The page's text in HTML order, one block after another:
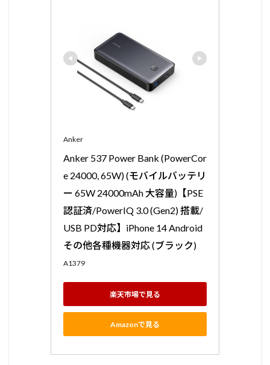
Anker
Anker 537 Power Bank (PowerCor
e 24000, 65W) (モバイルバッテリ
ー 65W 24000mAh 大容量)【PSE
認証済/PowerIQ 3.0 (Gen2) 搭載/
USB PD対応】iPhone 14 Android
その他各種機器対応 (ブラック)
A1379
楽天市場で見る
Amazonで見る